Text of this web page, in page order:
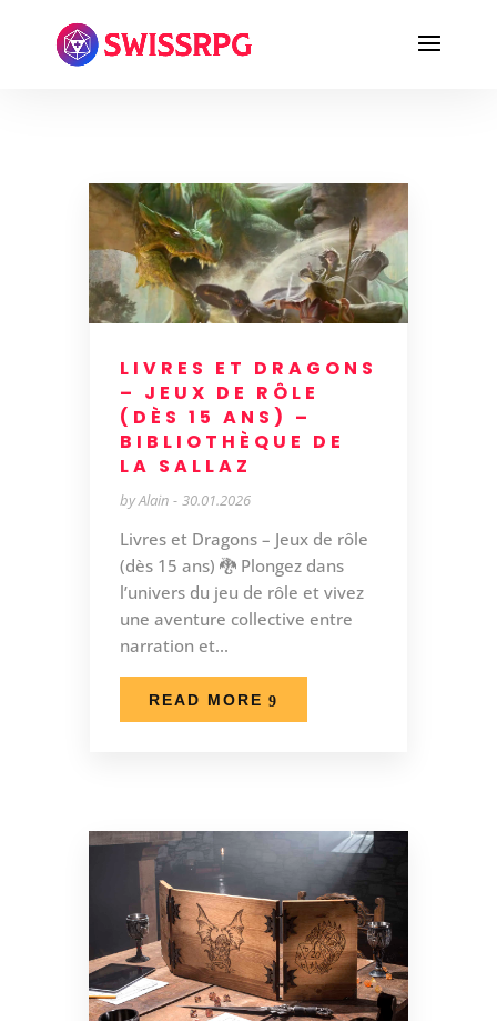
LIVRES ET DRAGONS
– JEUX DE RÔLE
(DÈS 15 ANS) –
BIBLIOTHÈQUE DE
LA SALLAZ
byAlain 30.01.2026
Livres et Dragons – Jeux de rôle
(dès 15 ans) 🐉 Plongez dans
l’univers du jeu de rôle et vivez
une aventure collective entre
narration et...
READ MORE